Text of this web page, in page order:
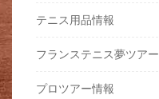
テニス用品情報
フランステニス夢ツアー
プロツアー情報